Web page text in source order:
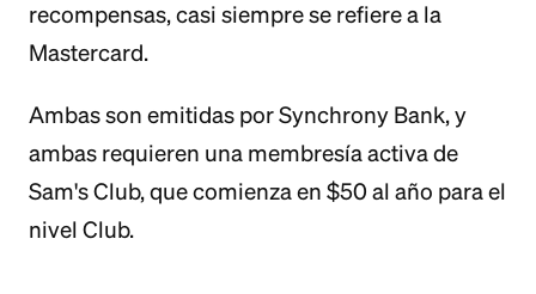
recompensas, casi siempre se refiere a la
Mastercard.
Ambas son emitidas por Synchrony Bank, y
ambas requieren una membresía activa de
Sam's Club, que comienza en $50 al año para el
nivel Club.